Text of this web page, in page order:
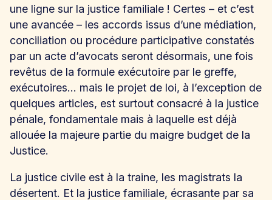
une ligne sur la justice familiale ! Certes – et c’est
une avancée – les accords issus d’une médiation,
conciliation ou procédure participative constatés
par un acte d’avocats seront désormais, une fois
revêtus de la formule exécutoire par le greffe,
exécutoires… mais le projet de loi, à l’exception de
quelques articles, est surtout consacré à la justice
pénale, fondamentale mais à laquelle est déjà
allouée la majeure partie du maigre budget de la
Justice.
La justice civile est à la traine, les magistrats la
désertent. Et la justice familiale, écrasante par sa